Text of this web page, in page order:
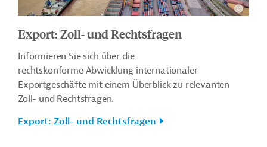
Export: Zoll- und Rechtsfragen
Informieren Sie sich über die
rechtskonforme Abwicklung internationaler
Exportgeschäfte mit einem Überblick zu relevanten
Zoll- und Rechtsfragen.
Export: Zoll- und Rechtsfragen